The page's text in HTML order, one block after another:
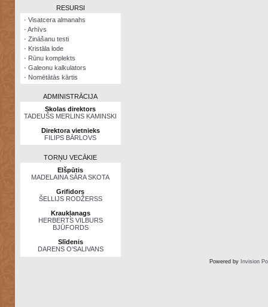
RESURSI
· Visatcera almanahs
· Arhīvs
· Zināšanu testi
· Kristāla lode
· Rūnu komplekts
· Galeonu kalkulators
· Nomētātās kārtis
ADMINISTRĀCIJA
Skolas direktors
TADEUŠS MERLINS KAMINSKI
Direktora vietnieks
FILIPS BĀRLOVS
TORŅU VECĀKIE
Elšpūtis
MADELAINA SĀRA SKOTA
Grifidors
ŠELLIJS RODŽERSS
Kraukļanags
HERBERTS VILBURS
BJŪFORDS
Slīdenis
DARENS O’SALIVANS
Powered by Invision